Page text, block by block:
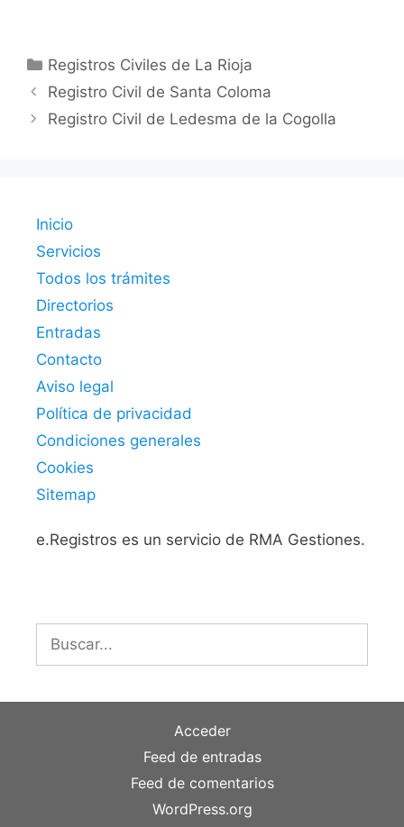
Categorías
Registros Civiles de La Rioja
Registro Civil de Santa Coloma
Registro Civil de Ledesma de la Cogolla
Inicio
Servicios
Todos los trámites
Directorios
Entradas
Contacto
Aviso legal
Política de privacidad
Condiciones generales
Cookies
Sitemap
e.Registros es un servicio de RMA Gestiones.
Buscar:
Acceder
Feed de entradas
Feed de comentarios
WordPress.org